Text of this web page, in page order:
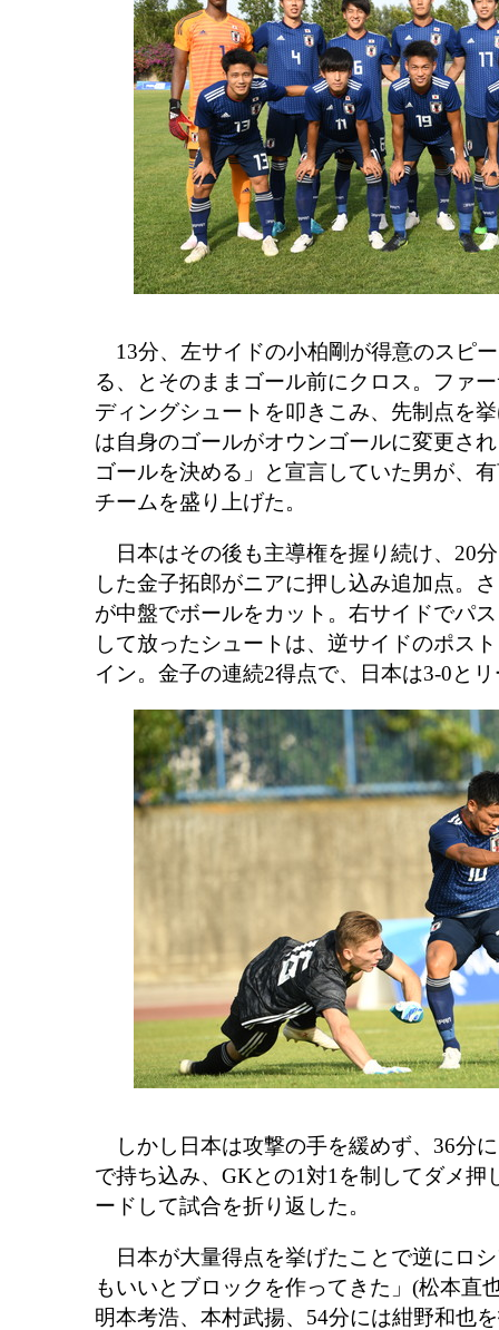
13分、左サイドの小柏剛が得意のスピ
る、とそのままゴール前にクロス。ファ
ディングシュートを叩きこみ、先制点を
は自身のゴールがオウンゴールに変更さ
ゴールを決める」と宣言していた男が、
チームを盛り上げた。
日本はその後も主導権を握り続け、20
した金子拓郎がニアに押し込み追加点。
が中盤でボールをカット。右サイドでパ
して放ったシュートは、逆サイドのポス
イン。金子の連続2得点で、日本は3-0と
しかし日本は攻撃の手を緩めず、36分
で持ち込み、GKとの1対1を制してダメ押
ードして試合を折り返した。
日本が大量得点を挙げたことで逆にロ
もいいとブロックを作ってきた」(松本直
明本考浩、本村武揚、54分には紺野和也